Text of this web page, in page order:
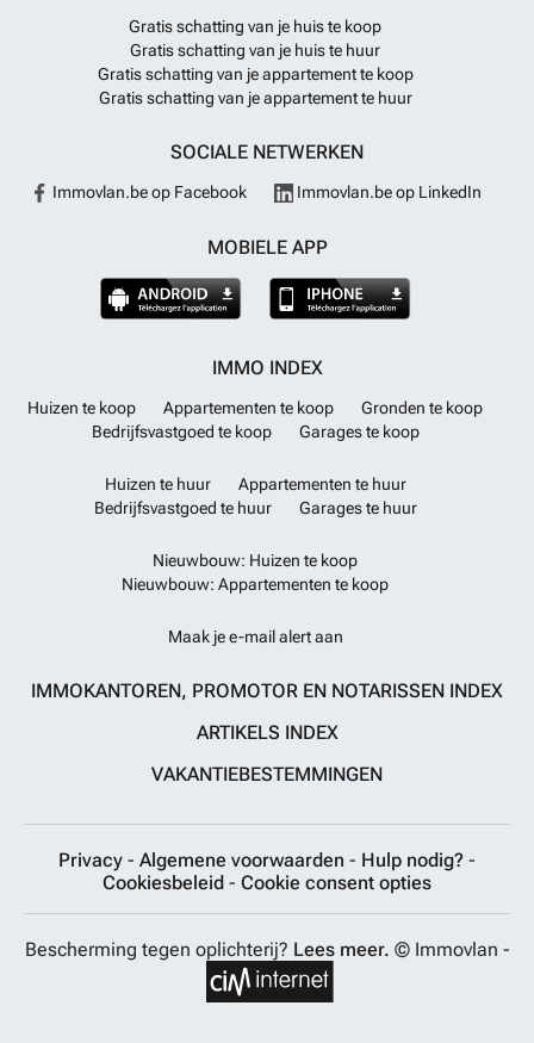
Gratis schatting van je huis te koop
Gratis schatting van je huis te huur
Gratis schatting van je appartement te koop
Gratis schatting van je appartement te huur
SOCIALE NETWERKEN
Immovlan.be op Facebook Immovlan.be op LinkedIn
MOBIELE APP
IMMO INDEX
Huizen te koop Appartementen te koop
Gronden te koop
Bedrijfsvastgoed te koop
Garages te koop
Huizen te huur
Appartementen te huur
Bedrijfsvastgoed te huur
Garages te huur
Nieuwbouw: Huizen te koop
Nieuwbouw: Appartementen te koop
Maak je e-mail alert aan
IMMOKANTOREN, PROMOTOR EN NOTARISSEN INDEX
ARTIKELS INDEX
VAKANTIEBESTEMMINGEN
Privacy - Algemene voorwaarden - Hulp nodig? -
Cookiesbeleid - Cookie consent opties
Bescherming tegen oplichterij? Lees meer. © Immovlan -